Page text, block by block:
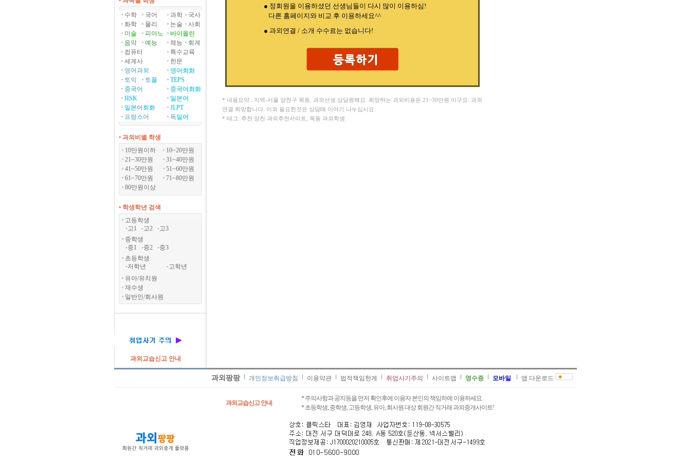
수학
국어 과학
국사
화학
물리 논술
사회
미술
피아노
바이올린
음악
예능 체능
회계
컴퓨터
특수교육
세계사
한문
영어과외
영어회화
토익
토플
TEPS
중국어
중국어회화
HSK
일본어
일본어회화
JLPT
프랑스어
독일어
• 과외비별 학생
10만원이하
10~20만원
21~30만원
31~40만원
41~50만원
51~60만원
61~70만원
71~80만원
80만원이상
• 학생학년 검색
고등학생
-고1 -고2 -고3
중학생
-중1 -중2 -중3
초등학생
-저학년 -고학년
유아/유치원
재수생
일반인/회사원
과외교습신고 안내
● 정회원을 이용하셨던 선생님들이 다시 많이 이용하심!
다른 홈페이지와 비교 후 이용하세요^^
● 과외연결 / 소개 수수료는 없습니다!
* 내용요약 : 지역-서울 양천구 목동, 과외선생 상담원해요. 희망하는 과외비용은 21~30만원 이구요. 과외
연결 희망합니다. 이외 필요한것은 상담때 이야기 나누십시요.
* 태그: 추천 양천 과외추천사이트, 목동 과외학생
과외팡팡 개인정보취급방침 이용약관 법적책임한계 취업사기주의 사이트맵 영수증 모바일 앱 다운로드
과외교습신고 안내
* 주의사항과 공지등을 먼저 확인후에 이용자 본인의 책임하에 이용하세요.
* 초등학생, 중학생, 고등학생, 유아, 회사원 대상 회원간 직거래 과외중개사이트!